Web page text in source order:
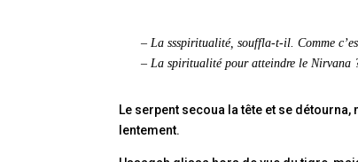
– La ssspiritualité, souffla-t-il. Comme
– La spiritualité pour atteindre le Nirvana
Le serpent secoua la tête et se
lentement.